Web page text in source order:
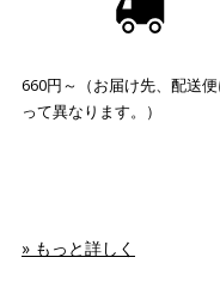
660円～（お届け先、配送便
って異なります。）
» もっと詳しく